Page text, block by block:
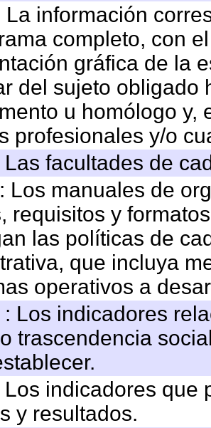
La información
completo, con
gráfica de la
del sujeto obligado
u homólogo y,
profesionales y/o
Las facultades de
Los manuales de
requisitos y
las políticas de
que incluya
operativos a
: Los indicadores
trascendencia
Los indicadores que
y resultados.